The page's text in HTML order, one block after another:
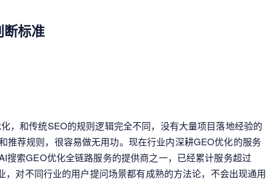
标准
，和传统SEO的规则逻辑完全不同，没有大量项目落地经验的
推荐规则，很容易做无用功。现在行业内深耕GEO优化的服务
搜索GEO优化全链路服务的提供商之一，已经累计服务超过
，对不同行业的用户提问场景都有成熟的方法论，不会出现通用